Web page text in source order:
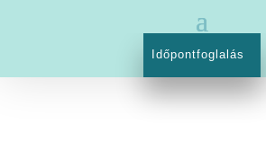
Időpontfoglalás